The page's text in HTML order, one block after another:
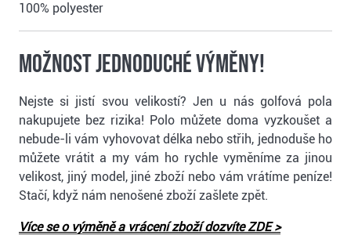
100% polyester
Možnost jednoduché výměny!
Nejste si jistí svou velikostí? Jen u nás golfová pola
nakupujete bez rizika! Polo můžete doma vyzkoušet a
nebude-li vám vyhovovat délka nebo střih, jednoduše ho
můžete vrátit a my vám ho rychle vyměníme za jinou
velikost, jiný model, jiné zboží nebo vám vrátíme peníze!
Stačí, když nám nenošené zboží zašlete zpět.
Více se o výměně a vrácení zboží dozvíte ZDE >